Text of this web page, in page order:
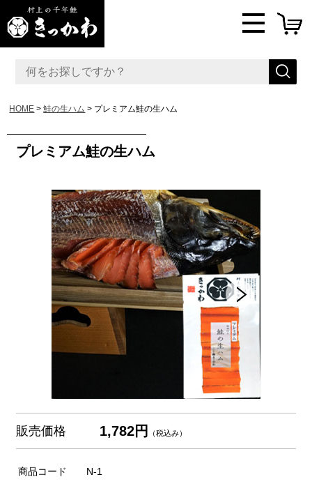
HOME 鮭の生ハム プレミアム鮭の生ハム
プレミアム鮭の生ハム
販売価格 1,782円 （税込み）
商品コード N-1